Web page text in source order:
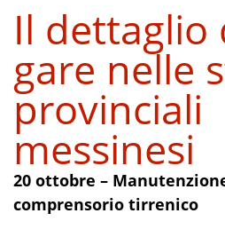
Il dettaglio
gare nelle
provinciali
messinesi
20 ottobre –
comprensorio tirrenico